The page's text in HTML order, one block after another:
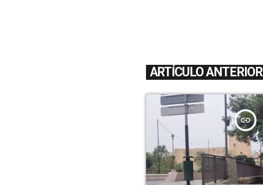
ARTÍCULO ANTERIOR
insert_link